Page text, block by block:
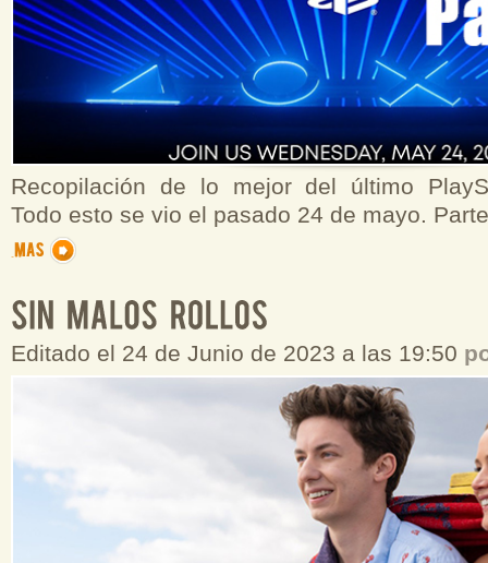
Recopilación de lo mejor del último
Todo esto se vio el pasado 24 de mayo.
Editado el 24 de Junio de 2023 a las 19:50